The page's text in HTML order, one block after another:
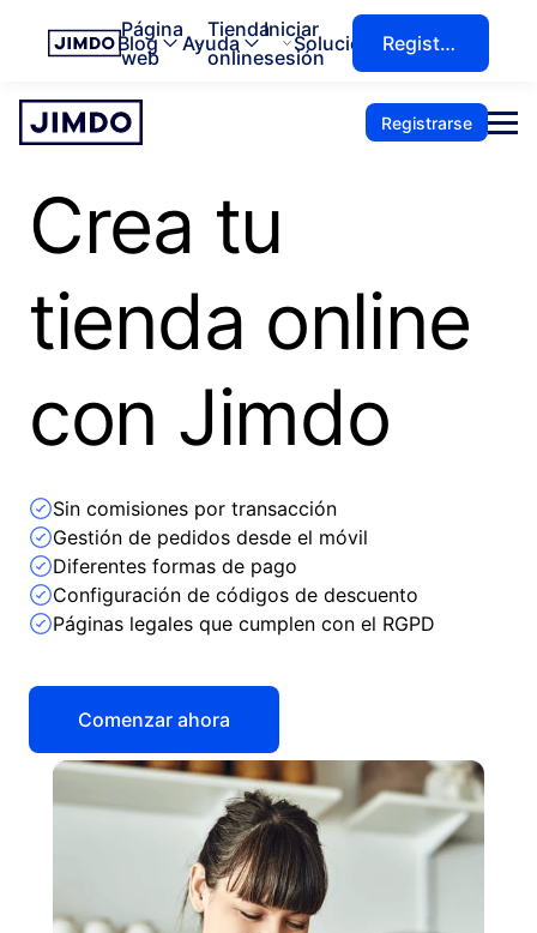
Página
web
Tienda
online
Soluciones
Blog Ayuda
Iniciar
sesión
Registrarse
Registrarse
Crea tu
tienda online
con Jimdo
Sin comisiones por transacción
Gestión de pedidos desde el móvil
Diferentes formas de pago
Configuración de códigos de descuento
Páginas legales que cumplen con el RGPD
Comenzar ahora